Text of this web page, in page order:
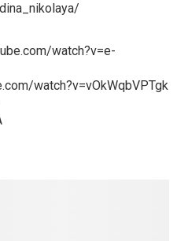
watch?v=e-
watch?v=vOkWqbVPTgk